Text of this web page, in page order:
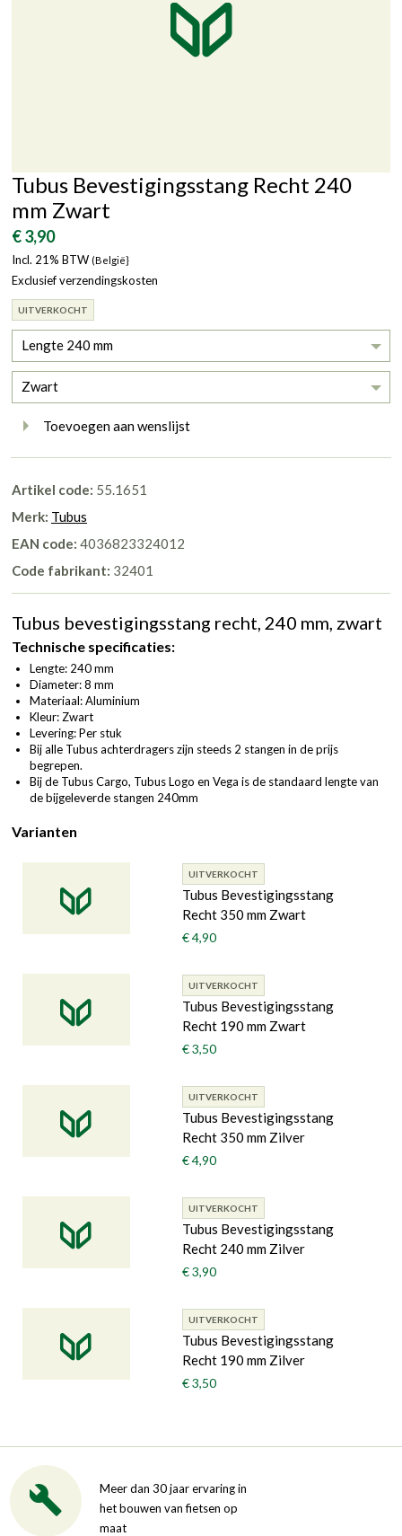
Tubus Bevestigingsstang Recht 240
mm Zwart
€ 3,90
Incl. 21% BTW (België}
Exclusief verzendingskosten
UITVERKOCHT
Lengte 240 mm
Zwart
Toevoegen aan wenslijst
Artikel code: 55.1651
Merk: Tubus
EAN code: 4036823324012
Code fabrikant: 32401
Tubus bevestigingsstang recht, 240 mm, zwart
Technische specificaties:
Lengte: 240 mm
Diameter: 8 mm
Materiaal: Aluminium
Kleur: Zwart
Levering: Per stuk
Bij alle Tubus achterdragers zijn steeds 2 stangen in de prijs
begrepen.
Bij de Tubus Cargo, Tubus Logo en Vega is de standaard lengte van
de bijgeleverde stangen 240mm
Varianten
UITVERKOCHT
Tubus Bevestigingsstang
Recht 350 mm Zwart
€ 4,90
UITVERKOCHT
Tubus Bevestigingsstang
Recht 190 mm Zwart
€ 3,50
UITVERKOCHT
Tubus Bevestigingsstang
Recht 350 mm Zilver
€ 4,90
UITVERKOCHT
Tubus Bevestigingsstang
Recht 240 mm Zilver
€ 3,90
UITVERKOCHT
Tubus Bevestigingsstang
Recht 190 mm Zilver
€ 3,50
Meer dan 30 jaar ervaring in
het bouwen van fietsen op
maat